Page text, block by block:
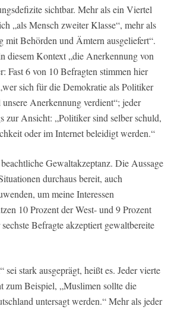
sichtbar. Mehr als ein Viertel
„als Mensch zweiter Klasse“, mehr als
mit Behörden und Ämtern ausgeliefert“.
diesem Kontext „die Anerkennung von
Fast 6 von 10 Befragten stimmen hier
sich für die Demokratie als Politiker
Anerkennung verdient“; jeder
zur Ansicht: „Politiker sind selber schuld,
oder im Internet beleidigt werden.“
Gewaltakzeptanz. Die Aussage
durchaus bereit, auch
um meine Interessen
10 Prozent der West- und 9 Prozent
Befragte akzeptiert gewaltbereite
stark ausgeprägt, heißt es. Jeder vierte
zum Beispiel, „Muslimen sollte die
untersagt werden.“ Mehr als jeder